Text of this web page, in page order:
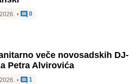
• 0
veče novosadskih DJ-
Petra Alvirovića
• 1